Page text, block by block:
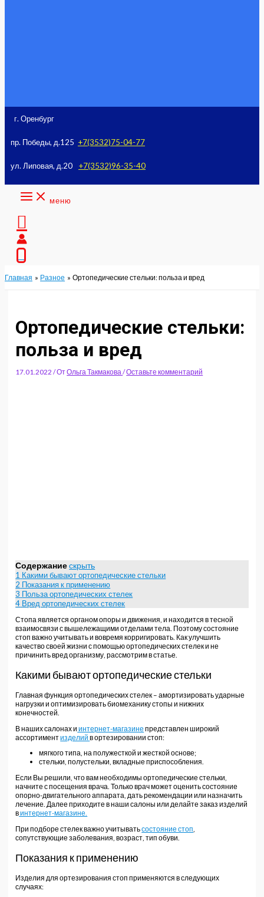
г. Оренбург
пр. Победы, д.125 +7(3532)75-04-77
ул. Липовая, д.20 +7(3532)96-35-40
меню
Поиск
Главная Разное Ортопедические стельки: польза и вред
Ортопедические стельки:
польза и вред
17.01.2022/ ОтОльга Такмакова/Оставьте комментарий
Содержаниескрыть
1 Какими бывают ортопедические стельки
2 Показания к применению
3 Польза ортопедических стелек
4 Вред ортопедических стелек
Стопа является органом опоры и движения, и находится в тесной
взаимосвязи с вышележащими отделами тела. Поэтому состояние
стоп важно учитывать и вовремя корригировать. Как улучшить
качество своей жизни с помощью ортопедических стелек и не
причинить вред организму, рассмотрим в статье.
Какими бывают ортопедические стельки
Главная функция ортопедических стелек – амортизировать ударные
нагрузки и оптимизировать биомеханику стопы и нижних
конечностей.
В наших салонах и интернет-магазине представлен широкий
ассортиментизделийв ортезировании стоп:
мягкого типа, на полужесткой и жесткой основе;
стельки, полустельки, вкладные приспособления.
Если Вы решили, что вам необходимы ортопедические стельки,
начните с посещения врача. Только врач может оценить состояние
опорно-двигательного аппарата, дать рекомендации или назначить
лечение. Далее приходите в наши салоны или делайте заказ изделий
винтернет-магазине.
При подборе стелек важно учитыватьсостояние стоп,
сопутствующие заболевания, возраст, тип обуви.
Показания к применению
Изделия для ортезирования стоп применяются в следующих
случаях: